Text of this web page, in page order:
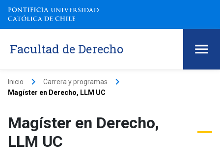
Facultad de Derecho
Inicio keyboard_arrow_right Carrera y programas keyboard_arrow_right
Magíster en Derecho, LLM UC
Magíster en Derecho,
LLM UC